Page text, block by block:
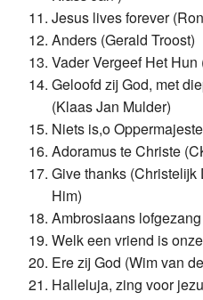
Jesus lives forever
Anders (Gerald Troost)
Vader Vergeef Het
Geloofd zij God, met
(Klaas Jan Mulder)
Niets is,o
Adoramus te Christe
Give thanks
Him)
Ambrosiaans
Welk een vriend is
Ere zij God (Wim van
Halleluja, zing voor